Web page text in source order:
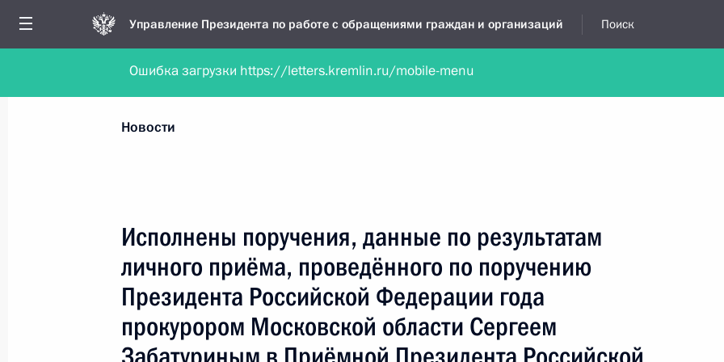
Управление Президента по работе с обращениями граждан и организаций Поиск
Обратиться в форме электронного документа Обратиться в устной форме
Все новости
Все руководители, регионы, города и темы
Новости
Исполнены поручения, данные по результатам
личного приёма, проведённого по поручению
Президента Российской Федерации года
прокурором Московской области Сергеем
Ошибка загрузки https://letters.kremlin.ru/mobile-menu